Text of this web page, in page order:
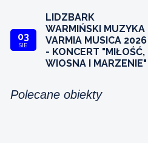
03
SIE
LIDZBARK
WARMIŃSKI MUZYKA
VARMIA MUSICA 2026
- KONCERT "MIŁOŚĆ,
WIOSNA I MARZENIE"
Polecane obiekty